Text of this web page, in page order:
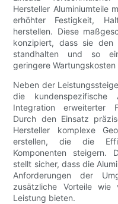
Hersteller Aluminiumteile
erhöhter Festigkeit,
herstellen. Diese
konzipiert, dass sie den
standhalten und so
geringere
Neben der
die kundenspezifische
Integration erweiterter
Durch den Einsatz
Hersteller komplexe
erstellen, die die
Komponenten steigern.
stellt sicher, dass die
Anforderungen der
zusätzliche Vorteile wie
Leistung bieten.